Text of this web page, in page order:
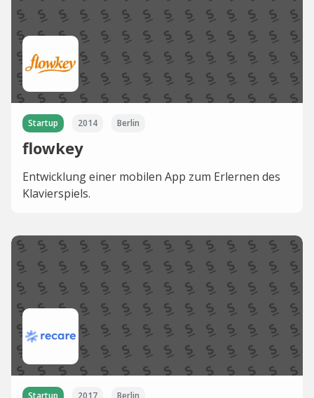
Startup 2014 Berlin
flowkey
Entwicklung einer mobilen App zum Erlernen des
Klavierspiels.